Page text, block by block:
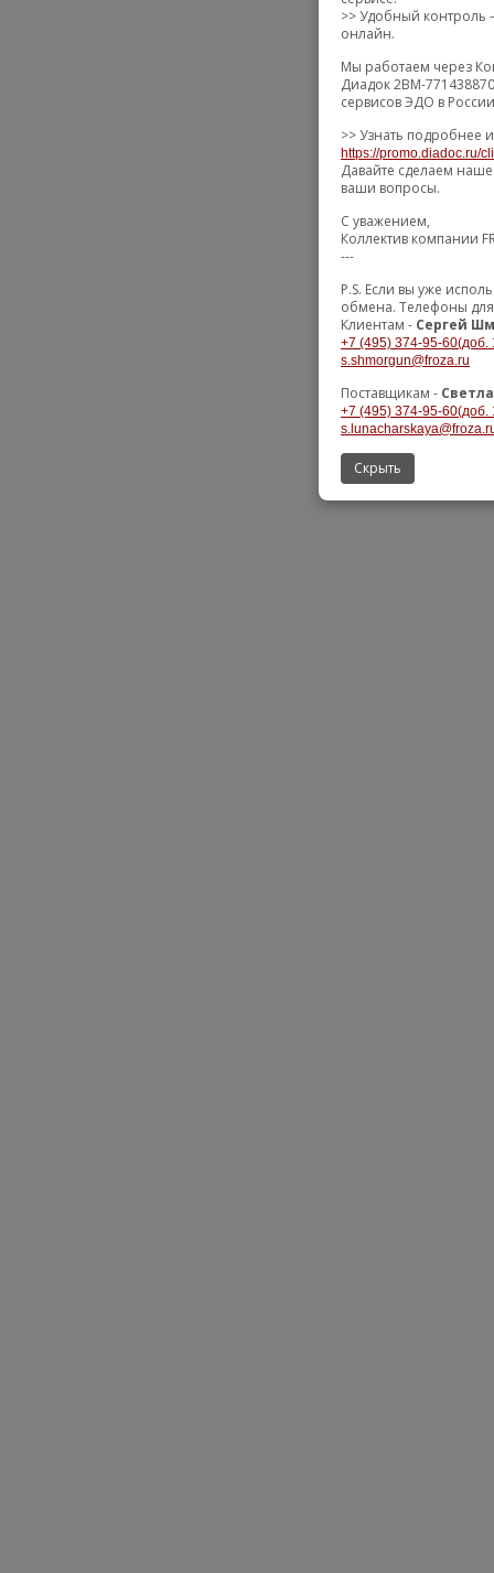
>> Удобный контроль
онлайн.
Мы работаем через
Диадок 2BM-
сервисов ЭДО в
>> Узнать подробнее
https://promo.diadoc.ru/
Давайте сделаем
ваши вопросы.
С уважением,
Коллектив компании
---
P.S. Если вы уже
обмена. Телефоны
Клиентам - Сергей
+7 (495) 374-95-60(доб.
s.shmorgun@froza.ru
Поставщикам -
+7 (495) 374-95-60(доб.
Скрыть